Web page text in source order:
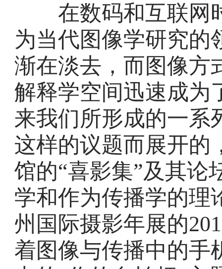
在数码和互联网
为当代图像学研究的
渐在淡去，而图像方
解释学空间迅速成为
来我们所形成的一系
这样的议题而展开的
馆的“喜影集”及其论
学和作为传播学的理
州国际摄影年展的
着图像与传播中的手